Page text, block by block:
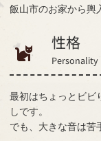
飯山市のお家から輿
性格
Personality
最初はちょっとビビ
しです。
でも、大きな音は苦